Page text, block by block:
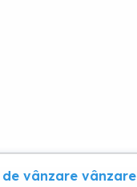
vânzare vânzare